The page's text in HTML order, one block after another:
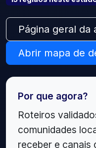
Página geral da
Abrir mapa de
Por que agora?
Roteiros
comunidades
receber e canais